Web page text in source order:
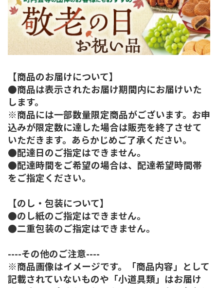
【商品のお届けについて】
●商品は表示されたお届け期間内にお届けいた
します。
※商品には一部数量限定商品がございます。お申
込みが限定数に達した場合は販売を終了させて
いただきます。あらかじめご了承ください。
●配達日のご指定はできません。
●配達時間をご希望の場合は、配達希望時間帯
をご指定ください。
【のし・包装について】
●のし紙のご指定はできません。
●二重包装のご指定はできません。
----その他のご注意----
※商品画像はイメージです。「商品内容」として
記載されていないものや「小道具類」はお届け